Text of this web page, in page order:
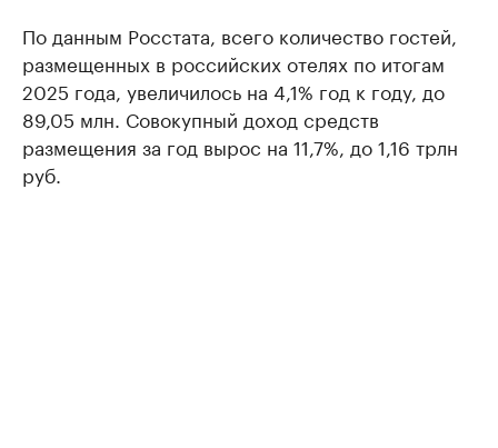
По данным Росстата, всего количество гостей,
размещенных в российских отелях по итогам
2025 года, увеличилось на 4,1% год к году, до
89,05 млн. Совокупный доход средств
размещения за год вырос на 11,7%, до 1,16 трлн
руб.